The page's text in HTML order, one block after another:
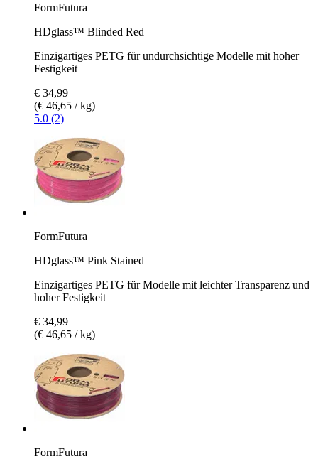
FormFutura
HDglass™ Blinded Red
Einzigartiges PETG für undurchsichtige Modelle mit hoher
Festigkeit
€ 34,99
(€ 46,65 / kg)
5.0 (2)
FormFutura
HDglass™ Pink Stained
Einzigartiges PETG für Modelle mit leichter Transparenz und
hoher Festigkeit
€ 34,99
(€ 46,65 / kg)
FormFutura